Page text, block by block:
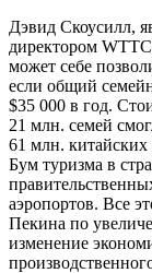
Дэвид Скоусилл,
директором
может себе
если общий
$35 000 в год.
21 млн. семей
61 млн. китайских
Бум туризма в
аэропортов. Все
Пекина по
изменение